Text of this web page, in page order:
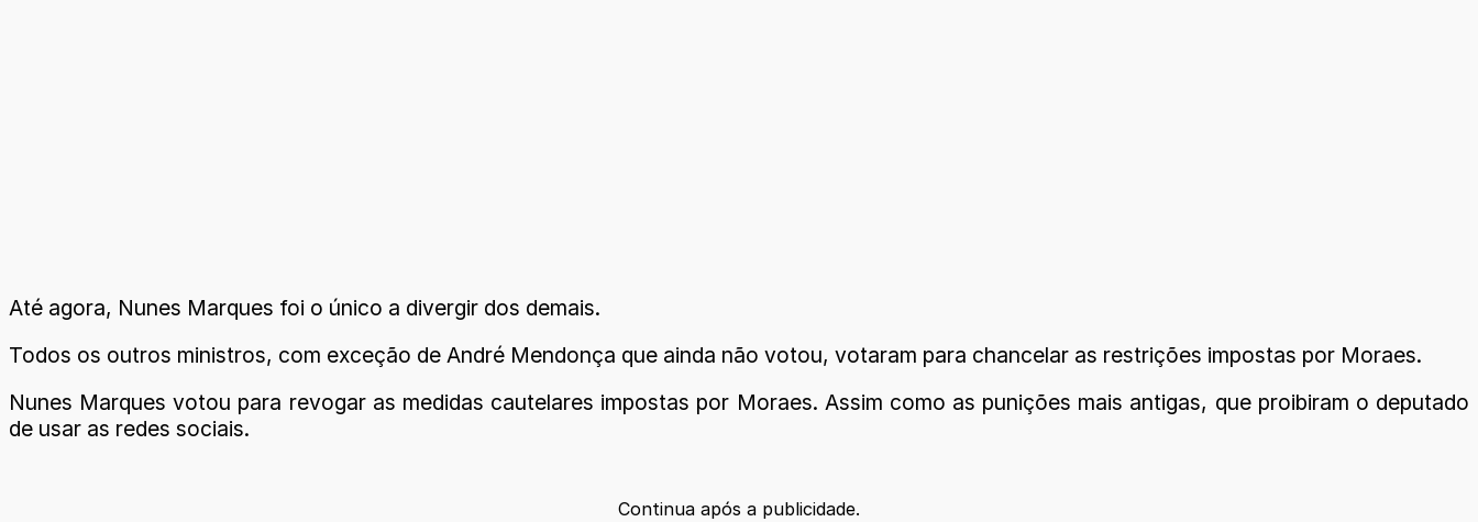
Até agora, Nunes Marques foi o único a divergir dos demais.
Todos os outros ministros, com exceção de André Mendonça que ainda não votou, votaram para chancelar as restrições impostas por Moraes.
Nunes Marques votou para revogar as medidas cautelares impostas por Moraes. Assim como as punições mais antigas, que proibiram o deputado
de usar as redes sociais.
Continua após a publicidade.